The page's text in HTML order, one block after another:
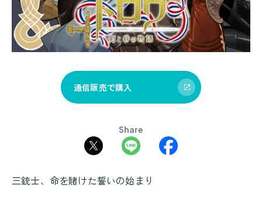
通信販売で購入
Share
三銃士、命を賭けた誓いの始まり